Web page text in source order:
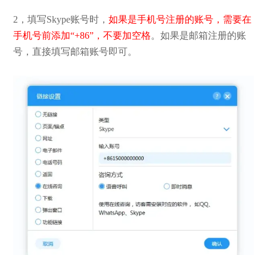
2，填写Skype账号时， 如果是手机号注册的账号，需要在
手机号前添加“+86”，不要加空格。如果是邮箱注册的账
号，直接填写邮箱账号即可。